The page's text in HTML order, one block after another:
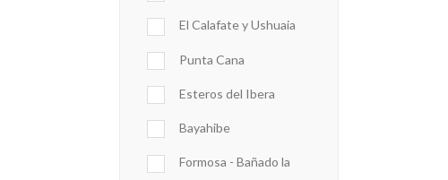
El Calafate y Ushuaia
Punta Cana
Esteros del Ibera
Bayahibe
Formosa - Bañado la